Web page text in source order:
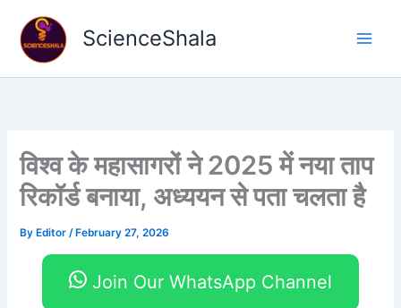
content
ScienceShala
विश्व के महासागरों ने 2025 में नया ताप
रिकॉर्ड बनाया, अध्ययन से पता चलता है
By Editor/ February 27, 2026
Join Our WhatsApp Channel